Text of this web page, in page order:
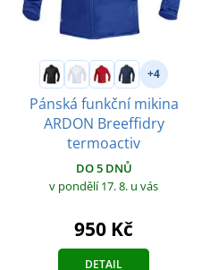
+4
Pánská funkční mikina
ARDON Breeffidry
termoactiv
DO 5 DNŮ
v pondělí 17. 8. u vás
950 Kč
DETAIL